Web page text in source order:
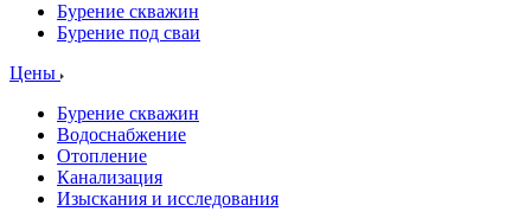
Бурение скважин
Бурение под сваи
Цены
Бурение скважин
Водоснабжение
Отопление
Канализация
Изыскания и исследования